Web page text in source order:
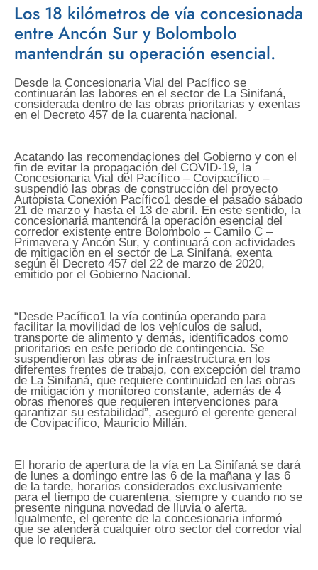
Los 18 kilómetros de vía concesionada
entre Ancón Sur y Bolombolo
mantendrán su operación esencial.
Desde la Concesionaria Vial del Pacífico se
continuarán las labores en el sector de La Sinifaná,
considerada dentro de las obras prioritarias y exentas
en el Decreto 457 de la cuarenta nacional.
Acatando las recomendaciones del Gobierno y con el
fin de evitar la propagación del COVID-19, la
Concesionaria Vial del Pacífico – Covipacífico –
suspendió las obras de construcción del proyecto
Autopista Conexión Pacífico1 desde el pasado sábado
21 de marzo y hasta el 13 de abril. En este sentido, la
concesionaria mantendrá la operación esencial del
corredor existente entre Bolombolo – Camilo C –
Primavera y Ancón Sur, y continuará con actividades
de mitigación en el sector de La Sinifaná, exenta
según el Decreto 457 del 22 de marzo de 2020,
emitido por el Gobierno Nacional.
“Desde Pacífico1 la vía continúa operando para
facilitar la movilidad de los vehículos de salud,
transporte de alimento y demás, identificados como
prioritarios en este periodo de contingencia. Se
suspendieron las obras de infraestructura en los
diferentes frentes de trabajo, con excepción del tramo
de La Sinifaná, que requiere continuidad en las obras
de mitigación y monitoreo constante, además de 4
obras menores que requieren intervenciones para
garantizar su estabilidad”, aseguró el gerente general
de Covipacífico, Mauricio Millán.
El horario de apertura de la vía en La Sinifaná se dará
de lunes a domingo entre las 6 de la mañana y las 6
de la tarde, horarios considerados exclusivamente
para el tiempo de cuarentena, siempre y cuando no se
presente ninguna novedad de lluvia o alerta.
Igualmente, el gerente de la concesionaria informó
que se atenderá cualquier otro sector del corredor vial
que lo requiera.